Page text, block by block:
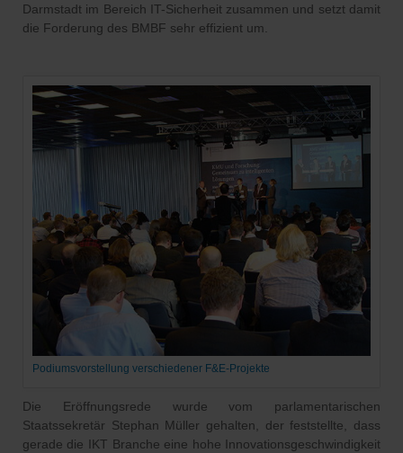
Darmstadt im Bereich IT-Sicherheit zusammen und setzt damit
die Forderung des BMBF sehr effizient um.
Podiumsvorstellung verschiedener F&E-Projekte
Die Eröffnungsrede wurde vom parlamentarischen
Staatssekretär Stephan Müller gehalten, der feststellte, dass
gerade die IKT Branche eine hohe Innovationsgeschwindigkeit